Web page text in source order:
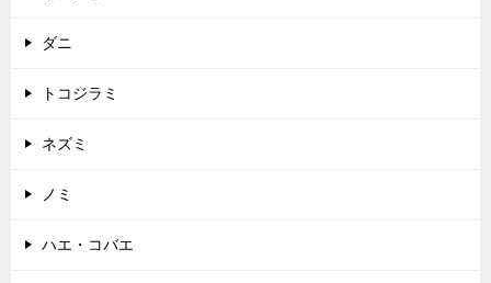
ダニ
トコジラミ
ネズミ
ノミ
ハエ・コバエ